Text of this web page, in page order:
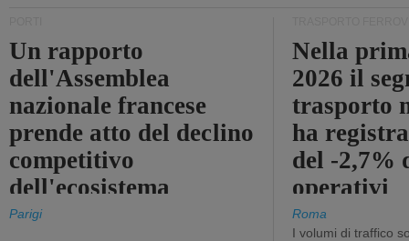
Un rapporto
dell'Assemblea
nazionale francese
prende atto del declino
competitivo
dell'ecosistema
portuale statale
Parigi
Nella
2026 il
trasporto
ha
del -2,7%
operativi
Roma
I volumi di traffico